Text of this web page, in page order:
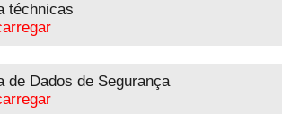
téchnicas
de Dados de Segurança